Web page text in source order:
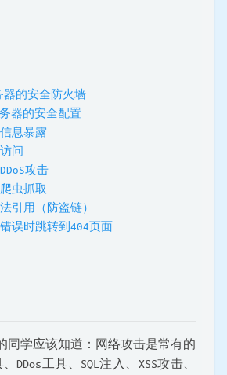
的安全防火墙
器的安全配置
息暴露
问
攻击
虫抓取
引用（防盗链）
误时跳转到404页面
同学应该知道：网络攻击是常有的
DDos工具、SQL注入、XSS攻击、